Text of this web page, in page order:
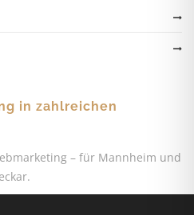
in zahlreichen
– für Mannheim und